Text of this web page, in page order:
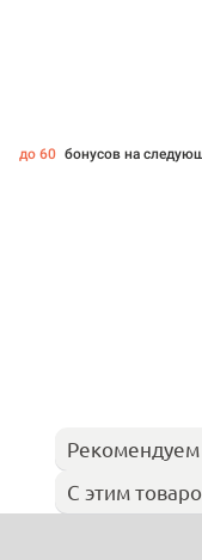
до 60 бонусов на
С этим